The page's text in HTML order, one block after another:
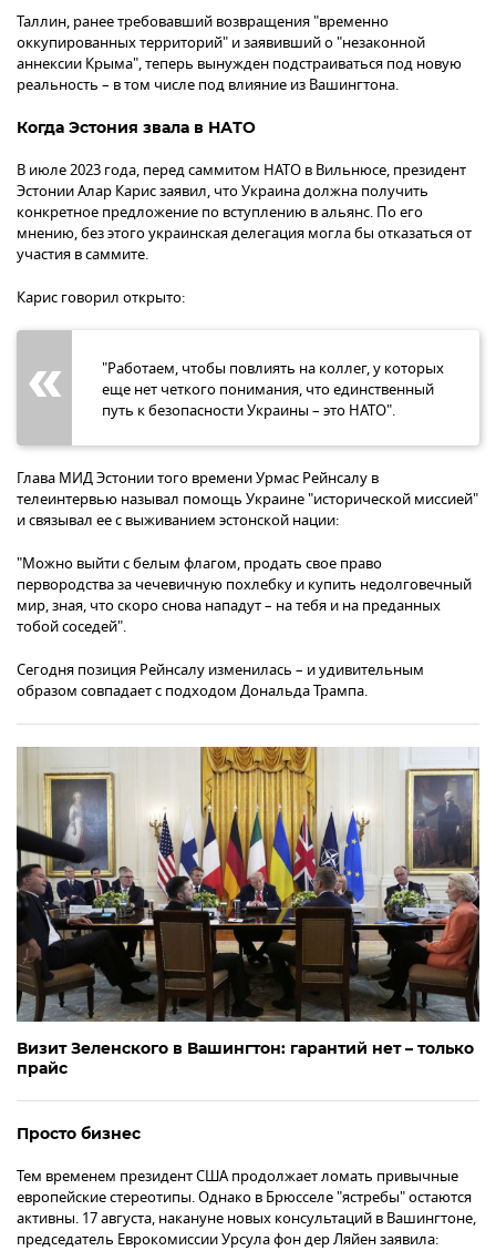
Таллин, ранее требовавший возвращения "временно
оккупированных территорий" и заявивший о "незаконной
аннексии Крыма", теперь вынужден подстраиваться под новую
реальность – в том числе под влияние из Вашингтона.
Когда Эстония звала в НАТО
В июле 2023 года, перед саммитом НАТО в Вильнюсе, президент
Эстонии Алар Карис заявил, что Украина должна получить
конкретное предложение по вступлению в альянс. По его
мнению, без этого украинская делегация могла бы отказаться от
участия в саммите.
Карис говорил открыто:
"Работаем, чтобы повлиять на коллег, у которых
еще нет четкого понимания, что единственный
путь к безопасности Украины – это НАТО".
Глава МИД Эстонии того времени Урмас Рейнсалу в
телеинтервью называл помощь Украине "исторической миссией"
и связывал ее с выживанием эстонской нации:
"Можно выйти с белым флагом, продать свое право
первородства за чечевичную похлебку и купить недолговечный
мир, зная, что скоро снова нападут – на тебя и на преданных
тобой соседей".
Сегодня позиция Рейнсалу изменилась – и удивительным
образом совпадает с подходом Дональда Трампа.
Визит Зеленского в Вашингтон: гарантий нет – только
прайс
Просто бизнес
Тем временем президент США продолжает ломать привычные
европейские стереотипы. Однако в Брюсселе "ястребы" остаются
активны. 17 августа, накануне новых консультаций в Вашингтоне,
председатель Еврокомиссии Урсула фон дер Ляйен заявила: